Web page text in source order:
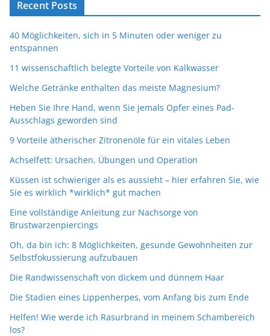
Recent Posts
40 Möglichkeiten, sich in 5 Minuten oder weniger zu
entspannen
11 wissenschaftlich belegte Vorteile von Kalkwasser
Welche Getränke enthalten das meiste Magnesium?
Heben Sie Ihre Hand, wenn Sie jemals Opfer eines Pad-
Ausschlags geworden sind
9 Vorteile ätherischer Zitronenöle für ein vitales Leben
Achselfett: Ursachen, Übungen und Operation
Küssen ist schwieriger als es aussieht – hier erfahren Sie, wie
Sie es wirklich *wirklich* gut machen
Eine vollständige Anleitung zur Nachsorge von
Brustwarzenpiercings
Oh, da bin ich: 8 Möglichkeiten, gesunde Gewohnheiten zur
Selbstfokussierung aufzubauen
Die Randwissenschaft von dickem und dünnem Haar
Die Stadien eines Lippenherpes, vom Anfang bis zum Ende
Helfen! Wie werde ich Rasurbrand in meinem Schambereich
los?